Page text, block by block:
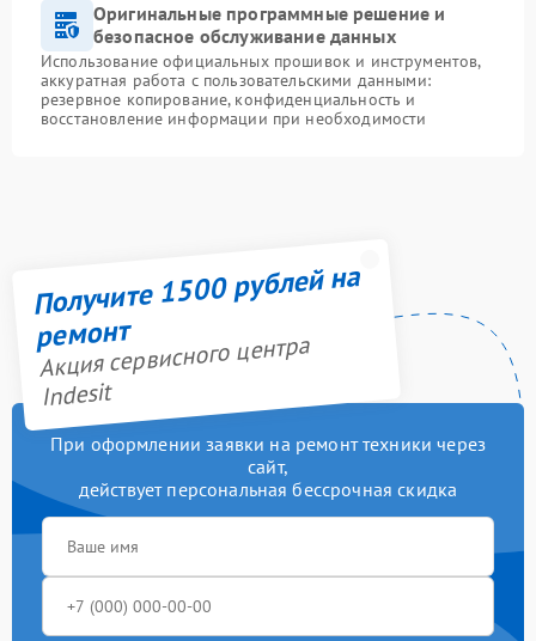
Оригинальные программные решение и
безопасное обслуживание данных
Использование официальных прошивок и инструментов,
аккуратная работа с пользовательскими данными:
резервное копирование, конфиденциальность и
восстановление информации при необходимости
Получите 1500 рублей на
ремонт
Акция сервисного центра
Indesit
При оформлении заявки на ремонт техники через
сайт,
действует персональная бессрочная скидка